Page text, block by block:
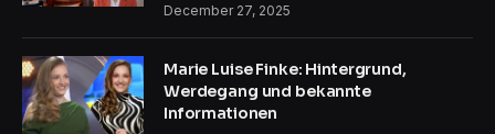
December 27, 2025
Marie Luise Finke: Hintergrund,
Werdegang und bekannte
Informationen